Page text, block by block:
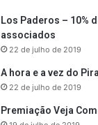
Los Paderos – 10%
associados
22 de julho de 2019
A hora e a vez do
22 de julho de 2019
Premiação Veja